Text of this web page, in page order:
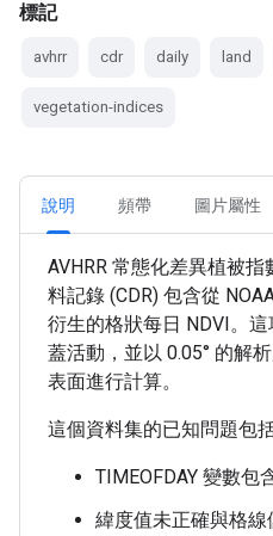
標記
avhrr cdr daily land
vegetation-indices
說明 頻帶 圖片屬性
AVHRR 常態化差異植被指
料記錄 (CDR) 包含從
衍生的格狀每日 NDVI。
蓋活動，並以 0.05° 的解
表面進行計算。
這個資料集的已知問題包括
TIMEOFDAY 變數包
緯度值未正確與格